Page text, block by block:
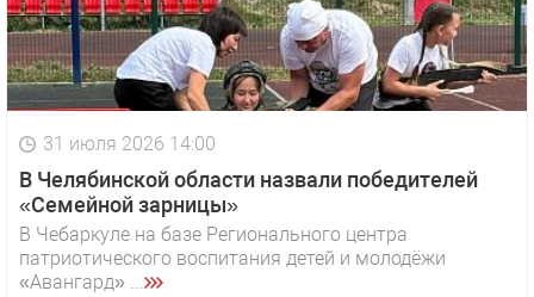
31 июля 2026 14:00
В Челябинской области назвали победителей
«Семейной зарницы»
В Чебаркуле на базе Регионального центра
патриотического воспитания детей и молодёжи
«Авангард» ...